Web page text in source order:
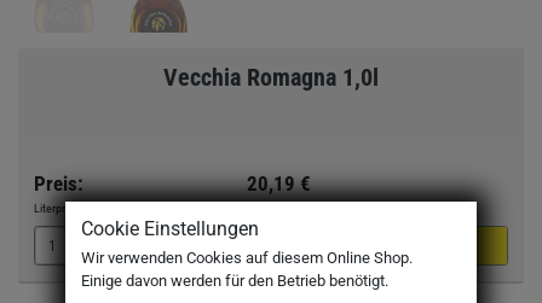
Vecchia Romagna 1,0l
Preis: 20,19 €
Literpreis:
Cookie Einstellungen
Wir verwenden Cookies auf diesem Online Shop.
Einige davon werden für den Betrieb benötigt.